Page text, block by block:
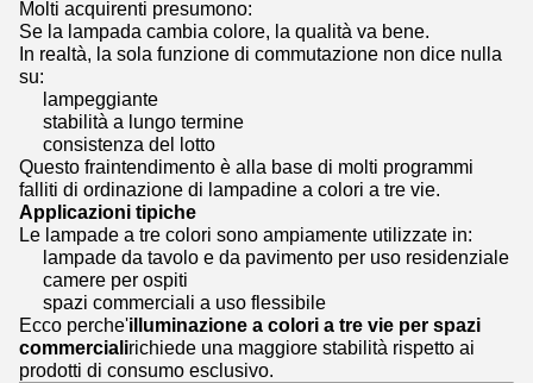
Molti acquirenti presumono:
Se la lampada cambia colore, la qualità va bene.
In realtà, la sola funzione di commutazione non dice nulla
su:
lampeggiante
stabilità a lungo termine
consistenza del lotto
Questo fraintendimento è alla base di molti programmi
falliti di ordinazione di lampadine a colori a tre vie.
Applicazioni tipiche
Le lampade a tre colori sono ampiamente utilizzate in:
lampade da tavolo e da pavimento per uso residenziale
camere per ospiti
spazi commerciali a uso flessibile
Ecco perche'illuminazione a colori a tre vie per spazi
commercialirichiede una maggiore stabilità rispetto ai
prodotti di consumo esclusivo.